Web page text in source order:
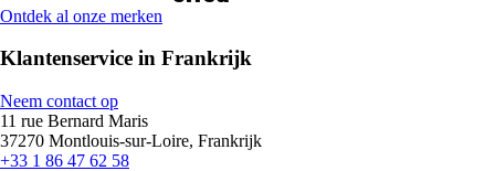
Ontdek al onze merken
Klantenservice in Frankrijk
Neem contact op
11 rue Bernard Maris
37270 Montlouis-sur-Loire, Frankrijk
+33 1 86 47 62 58